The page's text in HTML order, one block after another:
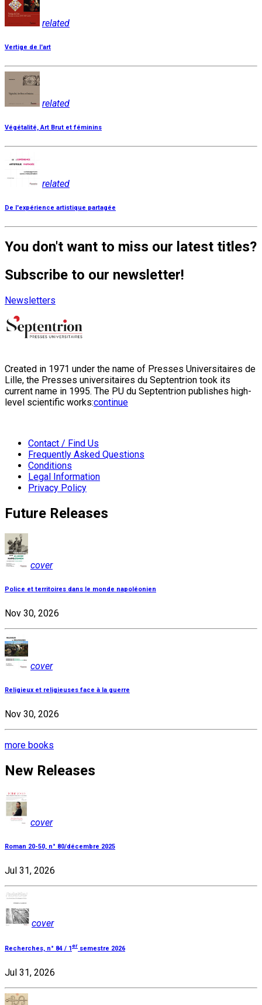
related
Vertige de l'art
related
Végétalité, Art Brut et féminins
related
De l'expérience artistique partagée
You don't want to miss our latest titles?
Subscribe to our newsletter!
Newsletters
Created in 1971 under the name of Presses Universitaires de
Lille, the Presses universitaires du Septentrion took its
current name in 1995. The PU du Septentrion publishes high-
level scientific works:continue
Contact / Find Us
Frequently Asked Questions
Conditions
Legal Information
Privacy Policy
Future Releases
cover
Police et territoires dans le monde napoléonien
Nov 30, 2026
cover
Religieux et religieuses face à la guerre
Nov 30, 2026
more books
New Releases
cover
Roman 20-50, n° 80/décembre 2025
Jul 31, 2026
cover
Recherches, n° 84 / 1 er semestre 2026
Jul 31, 2026